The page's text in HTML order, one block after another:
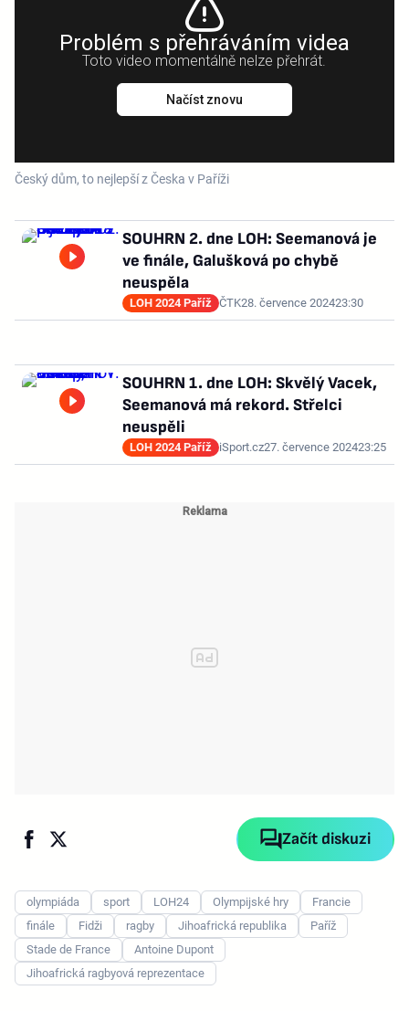
Problém s přehráváním videa
Toto video momentálně nelze přehrát.
Načíst znovu
Český dům, to nejlepší z Česka v Paříži
SOUHRN 2. dne LOH: Seemanová je
ve finále, Galušková po chybě
neuspěla
LOH 2024 Paříž ČTK28. července 202423:30
SOUHRN 1. dne LOH: Skvělý Vacek,
Seemanová má rekord. Střelci
neuspěli
LOH 2024 Paříž iSport.cz27. července 202423:25
Začít diskuzi
olympiáda sport LOH24 Olympijské hry
Francie
finále
Fidži ragby Jihoafrická republika
Paříž
Stade de France
Antoine Dupont
Jihoafrická ragbyová reprezentace